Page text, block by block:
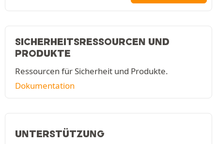
SICHERHEITSRESSOURCEN UND
PRODUKTE
Ressourcen für Sicherheit und Produkte.
Dokumentation
UNTERSTÜTZUNG